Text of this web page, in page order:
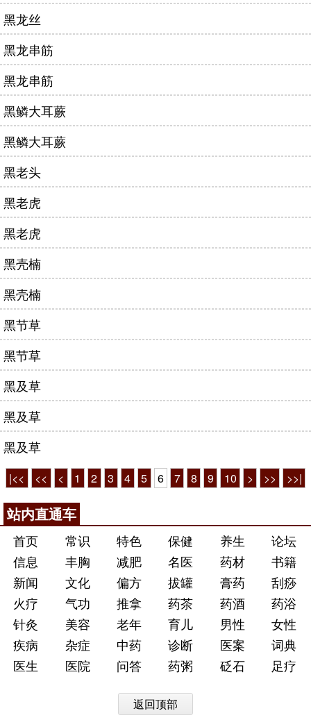
黑龙丝
黑龙串筋
黑龙串筋
黑鳞大耳蕨
黑鳞大耳蕨
黑老头
黑老虎
黑老虎
黑壳楠
黑壳楠
黑节草
黑节草
黑及草
黑及草
黑及草
|<< << < 1 2 3 4 5 6 7 8 9 10 > >> >>|
站内直通车
首页 常识 特色 保健 养生
论坛
信息
丰胸 减肥 名医 药材
书籍
新闻
文化 偏方 拔罐 膏药
刮痧
火疗
气功 推拿 药茶 药酒
药浴
针灸
美容 老年 育儿 男性
女性
疾病
杂症 中药 诊断 医案
词典
医生
医院 问答 药粥 砭石 足疗
返回顶部